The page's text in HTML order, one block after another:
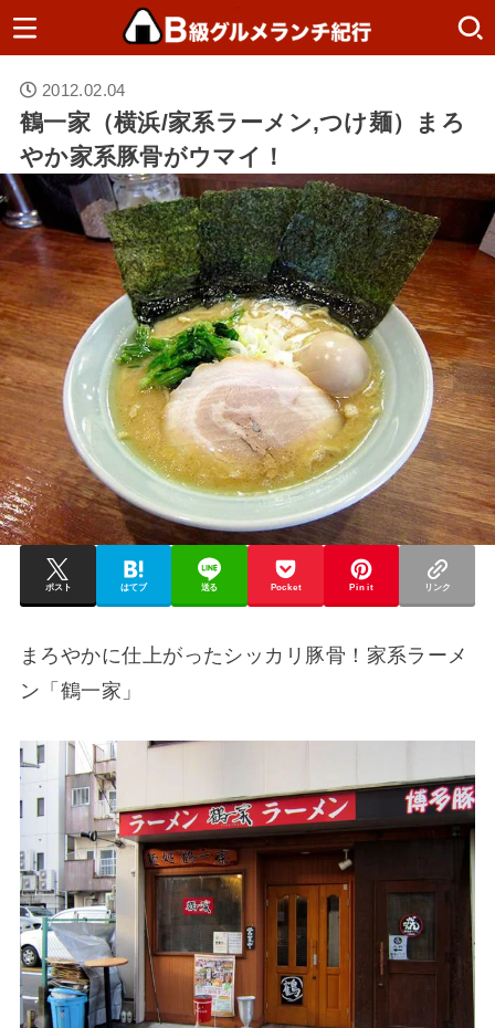
2012.02.04
鶴一家（横浜/家系ラーメン,つけ麺）まろ
やか家系豚骨がウマイ！
ポスト はてブ 送る Pocket Pin it リンク
まろやかに仕上がったシッカリ豚骨！家系ラーメ
ン「鶴一家」